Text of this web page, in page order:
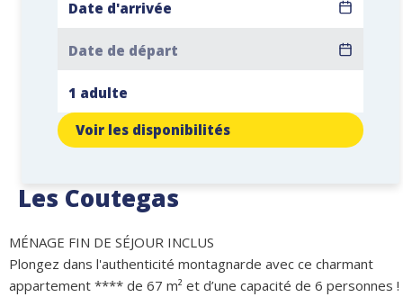
Les Coutegas
MÉNAGE FIN DE SÉJOUR INCLUS
Plongez dans l'authenticité montagnarde avec ce charmant
appartement **** de 67 m² et d’une capacité de 6 personnes !
Voir les disponibilités